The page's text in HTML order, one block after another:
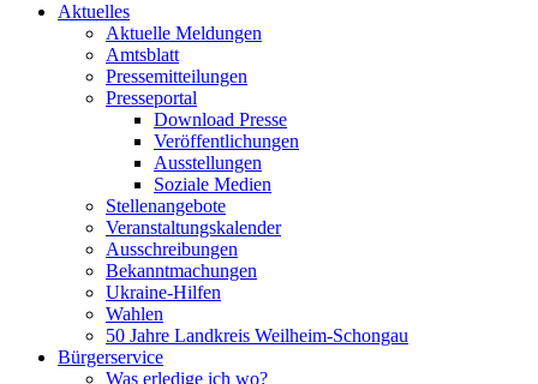
Aktuelles
Aktuelle Meldungen
Amtsblatt
Pressemitteilungen
Presseportal
Download Presse
Veröffentlichungen
Ausstellungen
Soziale Medien
Stellenangebote
Veranstaltungskalender
Ausschreibungen
Bekanntmachungen
Ukraine-Hilfen
Wahlen
50 Jahre Landkreis Weilheim-Schongau
Bürgerservice
Was erledige ich wo?